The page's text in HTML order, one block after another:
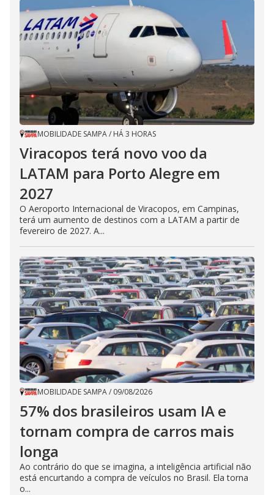
MOBILIDADE SAMPA/ HÁ 3 HORAS
Viracopos terá novo voo da
LATAM para Porto Alegre em
2027
O Aeroporto Internacional de Viracopos, em Campinas,
terá um aumento de destinos com a LATAM a partir de
fevereiro de 2027. A...
MOBILIDADE SAMPA/ 09/08/2026
57% dos brasileiros usam IA e
tornam compra de carros mais
longa
Ao contrário do que se imagina, a inteligência artificial não
está encurtando a compra de veículos no Brasil. Ela torna
o...